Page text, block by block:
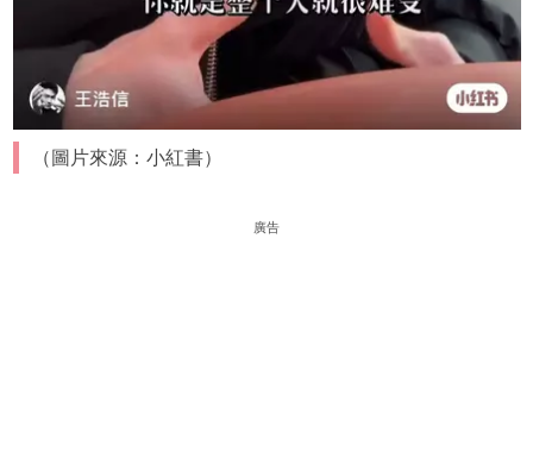
（圖片來源：小紅書）
廣告